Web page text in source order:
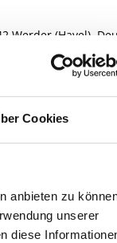
Cookies
anbieten zu
unserer
diese
Werder (Havel),